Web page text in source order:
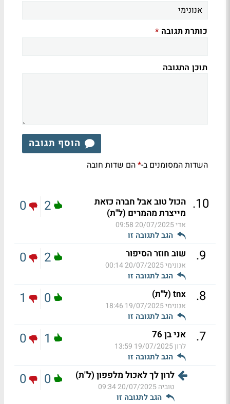
כותרת תגובה *
תוכן התגובה
הוסף תגובה
השדות המסומנים ב-*הם שדות חובה
10
. הכול טוב אבל חברה כזאת
מייצרת מהמרים (ל"ת)
אדי20/07/2025 09:58
הגב לתגובה זו
2
0
9
. שוב חוזר הסיפור
אנונימי20/07/2025 00:14
הגב לתגובה זו
2
0
8
. tnx (ל"ת)
אנונימי19/07/2025 18:46
הגב לתגובה זו
0
1
7
. אני בן 76
לרון19/07/2025 13:59
הגב לתגובה זו
1
0
לרון לך לאכול מלפפון (ל"ת)
טוביה20/07/2025 09:34
הגב לתגובה זו
0
0